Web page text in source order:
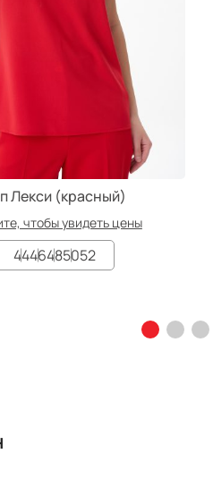
Лекси (красный)
чтобы увидеть цены
4446485052